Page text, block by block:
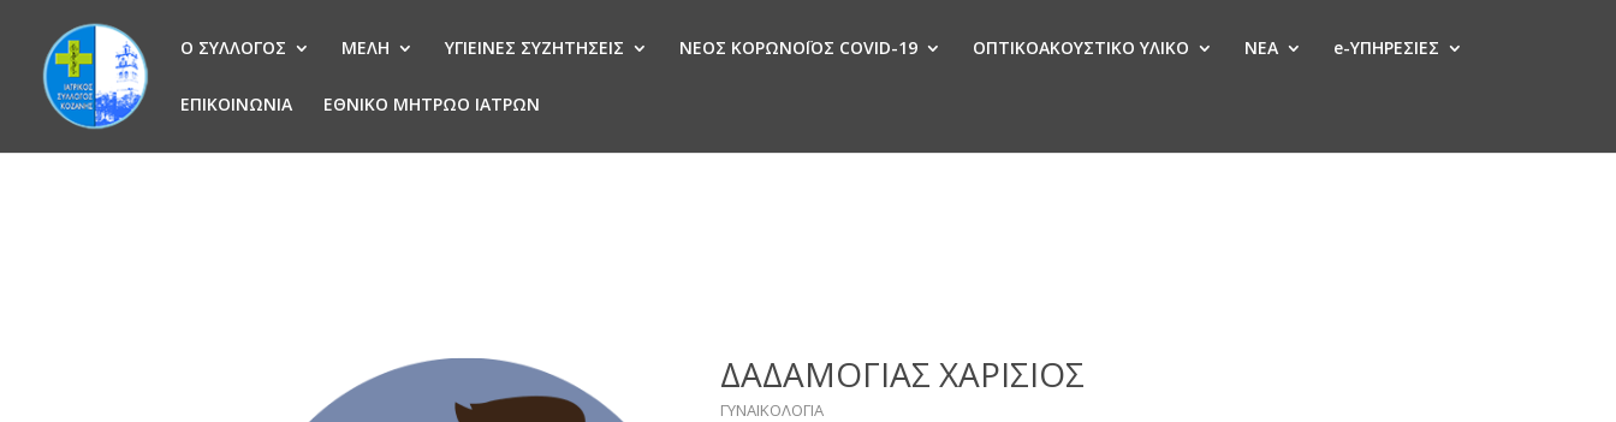
Ο ΣΥΛΛΟΓΟΣ ΜΕΛΗ ΥΓΙΕΙΝΕΣ ΣΥΖΗΤΗΣΕΙΣ ΝΕΟΣ ΚΟΡΩΝΟΪΟΣ COVID-19 ΟΠΤΙΚΟΑΚΟΥΣΤΙΚΟ ΥΛΙΚΟ ΝΕΑ e-ΥΠΗΡΕΣΙΕΣ
ΕΠΙΚΟΙΝΩΝΙΑ ΕΘΝΙΚΟ ΜΗΤΡΩΟ ΙΑΤΡΩΝ
ΔΑΔΑΜΟΓΙΑΣ ΧΑΡΙΣΙΟΣ
ΓΥΝΑΙΚΟΛΟΓIA